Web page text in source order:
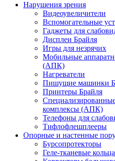
Нарушения зрения
Видеоувеличители
Вспомогательные
Гаджеты для
Дисплеи Брайля
Игры для незрячих
Мобильные
(АПК)
Нагреватели
Пишущие машинки
Принтеры Брайля
комплексы (АПК)
Телефоны для
Тифлофлешплееры
Опорные и настенные
Бурсопротекторы
Геле-тканевые кольца